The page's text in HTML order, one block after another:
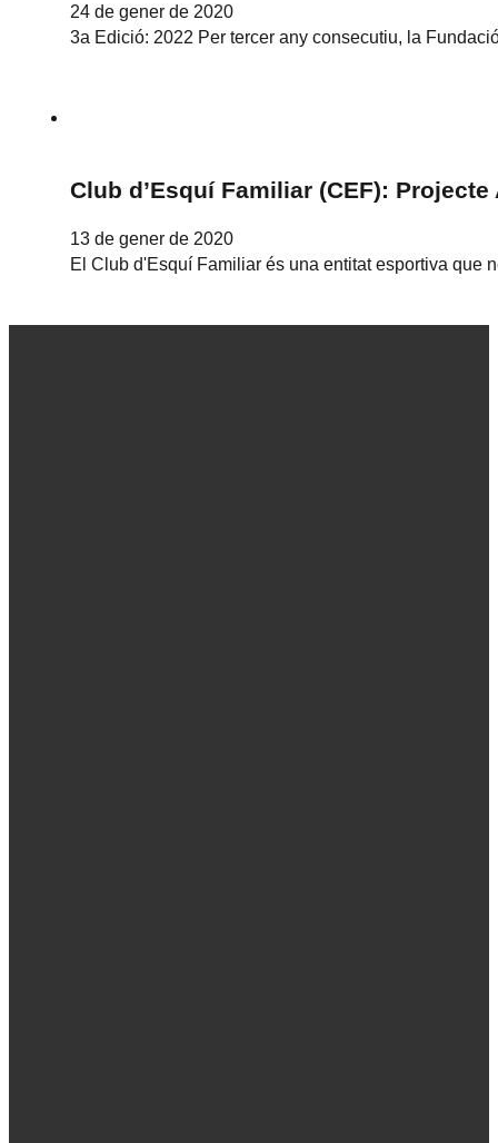
24 de gener de 2020
3a Edició: 2022 Per tercer any consecutiu, la
Club d’Esquí Familiar (CEF):
13 de gener de 2020
El Club d'Esquí Familiar és una entitat esportiva